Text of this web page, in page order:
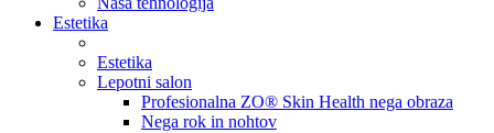
Estetika
Estetika
Lepotni salon
Profesionalna ZO® Skin Health nega obraza
Nega rok in nohtov